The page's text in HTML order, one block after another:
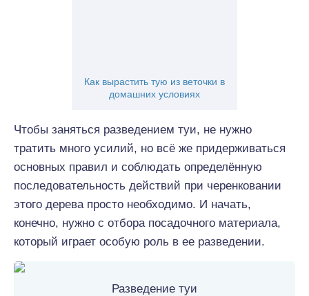
Как вырастить тую из веточки в
домашних условиях
Чтобы заняться разведением туи, не нужно
тратить много усилий, но всё же придерживаться
основных правил и соблюдать определённую
последовательность действий при черенковании
этого дерева просто необходимо. И начать,
конечно, нужно с отбора посадочного материала,
который играет особую роль в ее разведении.
Разведение туи